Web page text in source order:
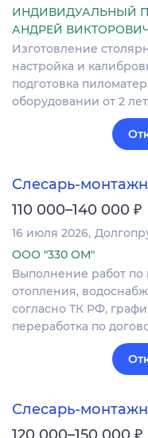
ИНДИВИДУАЛЬНЫЙ
АНДРЕЙ
Изготовление
настройка и
подготовка
оборудовании от 2
Слесарь-
110 000–140 000 ₽
16 июля 2026
ООО "330 ОМ"
Выполнение работ по
отопления,
согласно ТК РФ,
переработка по
Слесарь-
₽